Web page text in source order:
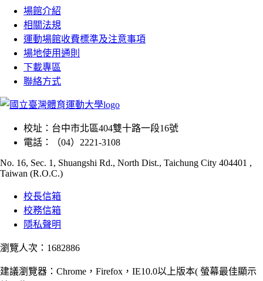
場館介紹
相關法規
運動場館收費標準及注意事項
場地使用通則
下載專區
聯絡方式
校址： 台中市北區404雙十路一段16號
電話：
（04）2221-3108
No. 16, Sec. 1, Shuangshi Rd., North Dist., Taichung City 404401 ,
Taiwan (R.O.C.)
校長信箱
校務信箱
隱私聲明
瀏覽人次：1682886
建議瀏覽器：Chrome，Firefox，IE10.0以上版本( 螢幕最佳顯示